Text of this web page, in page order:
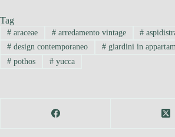
Tag
#araceae #arredamento vintage #
#design contemporaneo #giardini in
#pothos #yucca